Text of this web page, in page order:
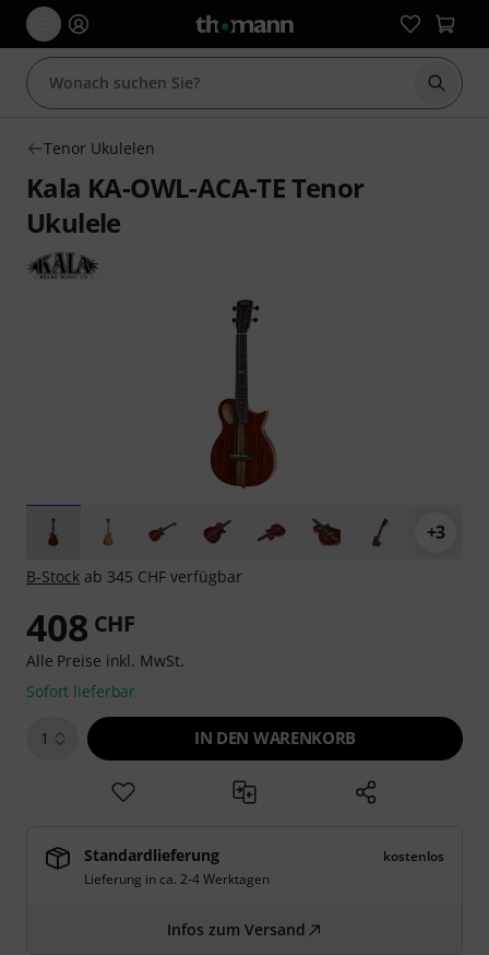
Suche
Tenor Ukulelen
Kala KA-OWL-ACA-TE Tenor
Ukulele
+3
B-Stock ab 345 CHF verfügbar
408 CHF
Alle Preise inkl. MwSt.
Sofort lieferbar
1 IN DEN WARENKORB
Standardlieferung
kostenlos
Lieferung in ca. 2-4 Werktagen
Infos zum Versand